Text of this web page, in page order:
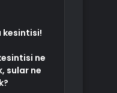
kesintisi!
ne
sular ne